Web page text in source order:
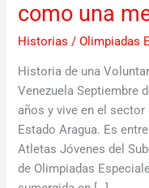
como una
Historias /Olimpiadas
Historia de una
Venezuela Septiembre
años y vive en el sector
Estado Aragua. Es
Atletas Jóvenes del
de Olimpiadas